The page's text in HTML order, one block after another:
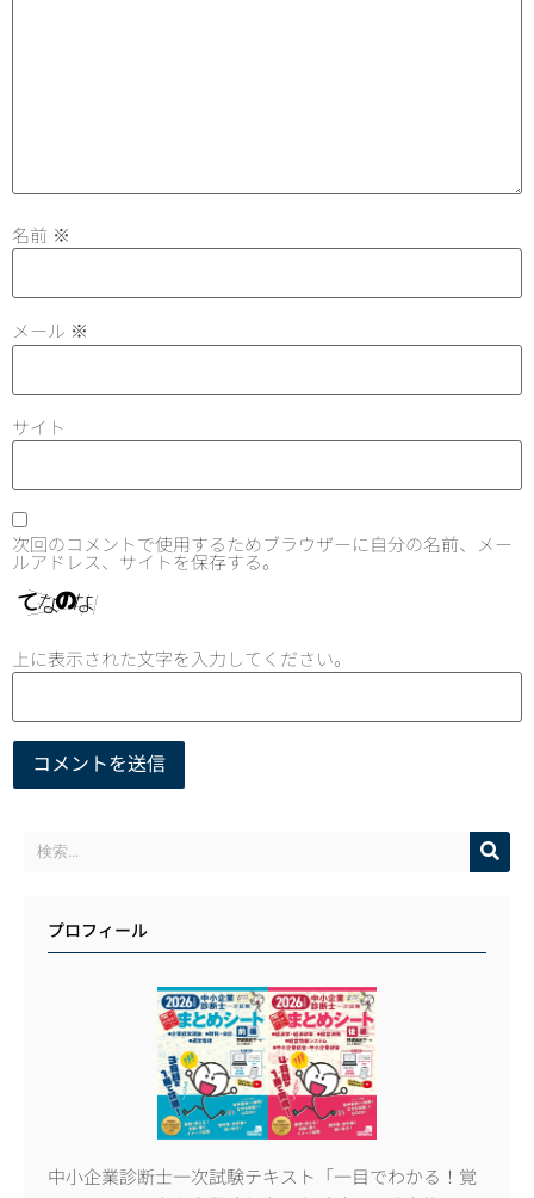
名前 ※
メール ※
サイト
次回のコメントで使用するためブラウザーに自分の名前、メー
ルアドレス、サイトを保存する。
上に表示された文字を入力してください。
プロフィール
中小企業診断士一次試験テキスト「一目でわかる！覚